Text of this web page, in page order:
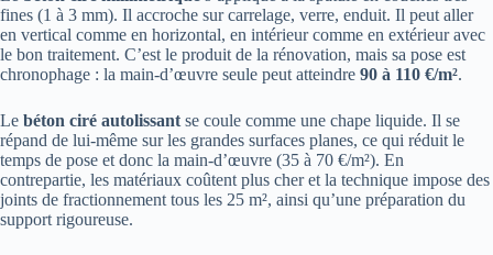
fines (1 à 3 mm). Il accroche sur carrelage, verre, enduit. Il peut aller
en vertical comme en horizontal, en intérieur comme en extérieur avec
le bon traitement. C’est le produit de la rénovation, mais sa pose est
chronophage : la main-d’œuvre seule peut atteindre 90 à 110 €/m².
Le béton ciré autolissant se coule comme une chape liquide. Il se
répand de lui-même sur les grandes surfaces planes, ce qui réduit le
temps de pose et donc la main-d’œuvre (35 à 70 €/m²). En
contrepartie, les matériaux coûtent plus cher et la technique impose des
joints de fractionnement tous les 25 m², ainsi qu’une préparation du
support rigoureuse.